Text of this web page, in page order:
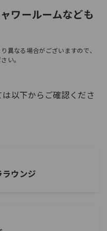
ワールームなども
異なる場合がございますので、
い。
以下からご確認くださ
ウンジ